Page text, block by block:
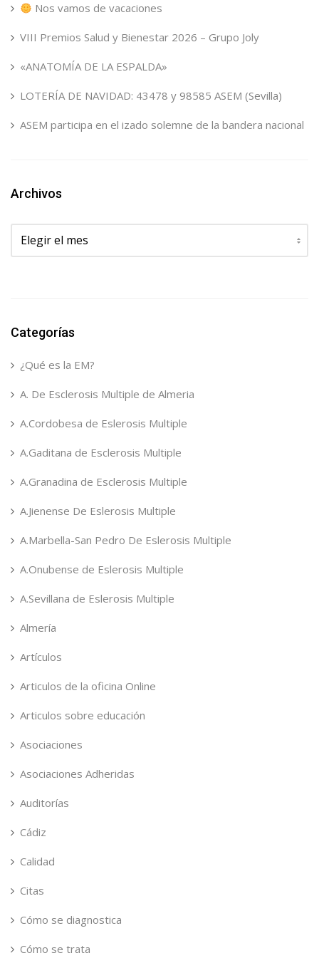
Nos vamos de vacaciones
VIII Premios Salud y Bienestar 2026 – Grupo Joly
«ANATOMÍA DE LA ESPALDA»
LOTERÍA DE NAVIDAD: 43478 y 98585 ASEM (Sevilla)
ASEM participa en el izado solemne de la bandera nacional
Archivos
Archivos
Categorías
¿Qué es la EM?
A. De Esclerosis Multiple de Almeria
A.Cordobesa de Eslerosis Multiple
A.Gaditana de Esclerosis Multiple
A.Granadina de Esclerosis Multiple
A.Jienense De Eslerosis Multiple
A.Marbella-San Pedro De Eslerosis Multiple
A.Onubense de Eslerosis Multiple
A.Sevillana de Eslerosis Multiple
Almería
Artículos
Articulos de la oficina Online
Articulos sobre educación
Asociaciones
Asociaciones Adheridas
Auditorías
Cádiz
Calidad
Citas
Cómo se diagnostica
Cómo se trata